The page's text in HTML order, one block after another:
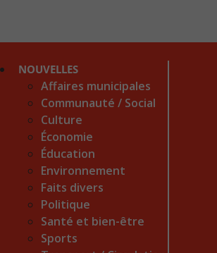
NOUVELLES
Affaires municipales
Communauté / Social
Culture
Économie
Éducation
Environnement
Faits divers
Politique
Santé et bien-être
Sports